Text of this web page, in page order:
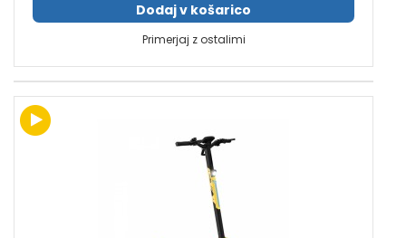
Dodaj v košarico
Primerjaj z ostalimi